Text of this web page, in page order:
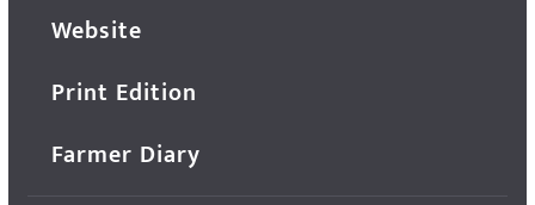
Website
Print Edition
Farmer Diary